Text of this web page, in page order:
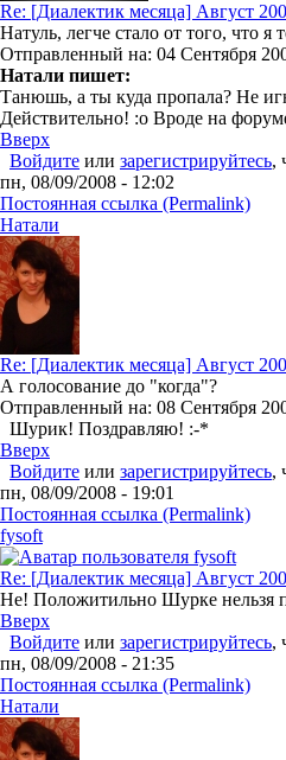
Re: [Диалектик месяца] Август
Натуль, легче стало от того, что я
Отправленный на: 04 Сентября
Натали пишет:
Танюшь, а ты куда пропала? Не
Действительно! :o Вроде на
Вверх
Войдите или зарегистрируйтесь,
пн, 08/09/2008 - 12:02
Постоянная ссылка (Permalink)
Натали
Re: [Диалектик месяца] Август
А голосование до "когда"?
Отправленный на: 08 Сентября
Шурик! Поздравляю! :-*
Вверх
Войдите или зарегистрируйтесь,
пн, 08/09/2008 - 19:01
Постоянная ссылка (Permalink)
fysoft
Re: [Диалектик месяца] Август
Не! Положитильно Шурке нельзя
Вверх
Войдите или зарегистрируйтесь,
пн, 08/09/2008 - 21:35
Постоянная ссылка (Permalink)
Натали